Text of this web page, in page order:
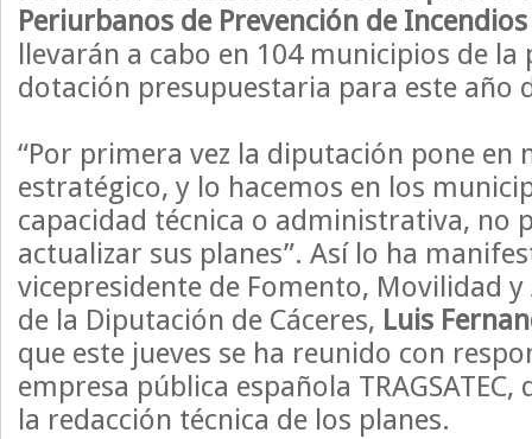
Periurbanos de Prevención de Incendios
llevarán a cabo en 104 municipios de
dotación presupuestaria para este año
“Por primera vez la diputación pone en
estratégico, y lo hacemos en los
capacidad técnica o administrativa, no
actualizar sus planes”. Así lo ha
vicepresidente de Fomento, Movilidad
de la Diputación de Cáceres, Luis
que este jueves se ha reunido con
empresa pública española
la redacción técnica de los planes.